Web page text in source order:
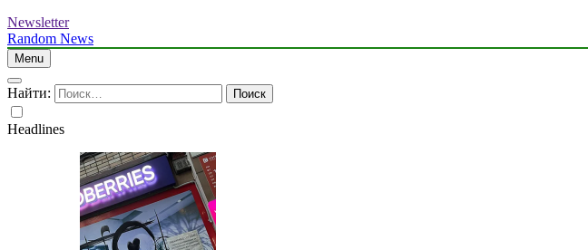
Newsletter
Random News
Menu
Найти:
Headlines